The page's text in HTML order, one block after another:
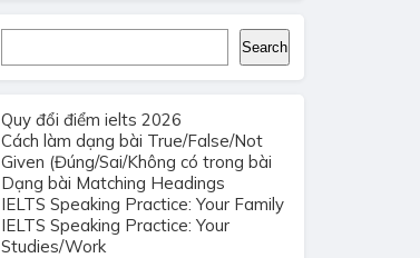
Search
Quy đổi điểm ielts 2026
Cách làm dạng bài True/False/Not
Given (Đúng/Sai/Không có trong bài
Dạng bài Matching Headings
IELTS Speaking Practice: Your Family
IELTS Speaking Practice: Your
Studies/Work